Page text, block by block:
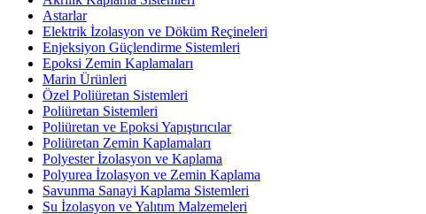
Astarlar
Elektrik İzolasyon ve Döküm Reçineleri
Enjeksiyon Güçlendirme Sistemleri
Epoksi Zemin Kaplamaları
Marin Ürünleri
Özel Poliüretan Sistemleri
Poliüretan Sistemleri
Poliüretan ve Epoksi Yapıştırıcılar
Poliüretan Zemin Kaplamaları
Polyester İzolasyon ve Kaplama
Polyurea İzolasyon ve Zemin Kaplama
Savunma Sanayi Kaplama Sistemleri
Su İzolasyon ve Yalıtım Malzemeleri